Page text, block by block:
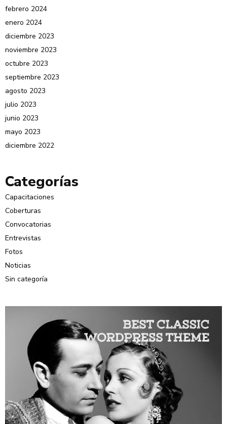
febrero 2024
enero 2024
diciembre 2023
noviembre 2023
octubre 2023
septiembre 2023
agosto 2023
julio 2023
junio 2023
mayo 2023
diciembre 2022
Categorías
Capacitaciones
Coberturas
Convocatorias
Entrevistas
Fotos
Noticias
Sin categoría